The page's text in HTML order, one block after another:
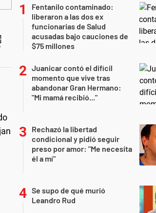
Fentanilo contaminado:
liberaron a las dos ex
funcionarias de Salud
acusadas bajo cauciones de
$75 millones
Juanicar contó el difícil
momento que vive tras
abandonar Gran Hermano:
"Mi mamá recibió..."
Rechazó la libertad
condicional y pidió seguir
preso por amor: "Me necesita
él a mí"
Se supo de qué murió
Leandro Rud